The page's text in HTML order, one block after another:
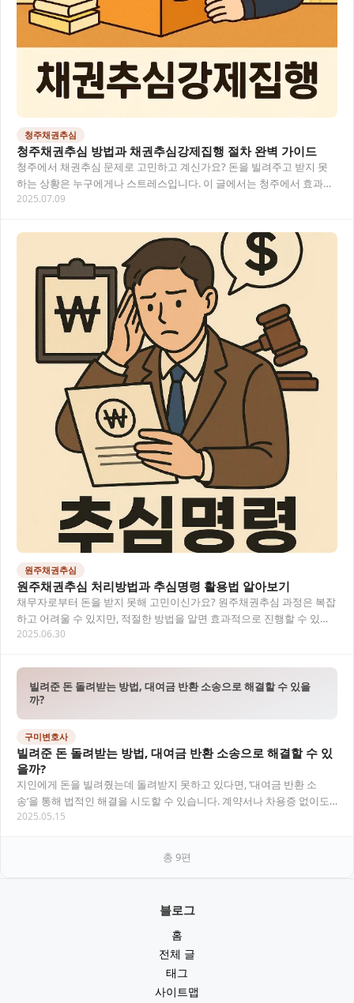
청주채권추심
청주채권추심 방법과 채권추심강제집행 절차 완벽 가이드
청주에서 채권추심 문제로 고민하고 계신가요? 돈을 빌려주고 받지 못
하는 상황은 누구에게나 스트레스입니다. 이 글에서는 청주에서 효과적
인 채권추심 방법과 채권추심강제집행 절차를 알기…
2025.07.09
원주채권추심
원주채권추심 처리방법과 추심명령 활용법 알아보기
채무자로부터 돈을 받지 못해 고민이신가요? 원주채권추심 과정은 복잡
하고 어려울 수 있지만, 적절한 방법을 알면 효과적으로 진행할 수 있어
요. 특히 추심명령 제도를 활용하면 법적으로…
2025.06.30
빌려준 돈 돌려받는 방법, 대여금 반환 소송으로 해결할 수 있을
까?
구미변호사
빌려준 돈 돌려받는 방법, 대여금 반환 소송으로 해결할 수 있
을까?
지인에게 돈을 빌려줬는데 돌려받지 못하고 있다면, ‘대여금 반환 소
송’을 통해 법적인 해결을 시도할 수 있습니다. 계약서나 차용증 없이도
소송이 가능하지만, 승소를 위해선 일정한…
2025.05.15
총 9편
블로그
홈
전체 글
태그
사이트맵